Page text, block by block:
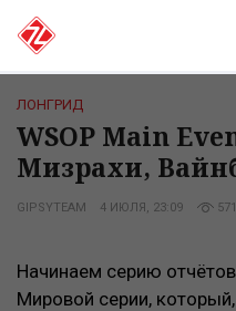
ЛОНГРИД
WSOP Main
Мизрахи,
GIPSYTEAM 4 ИЮЛЯ, 23:09
Начинаем серию
Мировой серии,